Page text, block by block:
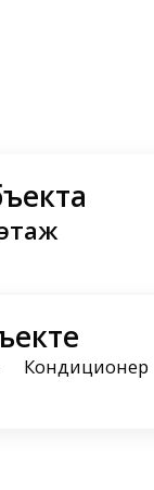
Кондиционер